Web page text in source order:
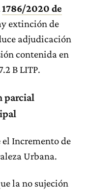
1786/2020 de
extinción de
adjudicación
contenida en
B LITP.
parcial
Incremento de
Urbana.
la no sujeción